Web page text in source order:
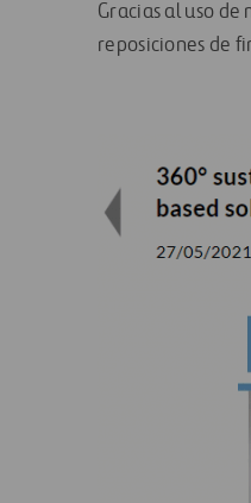
Gracias al uso
reposiciones de